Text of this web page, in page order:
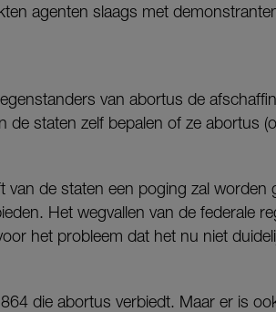
agenten slaags met
van abortus de
staten zelf bepalen of ze abortus
van de staten een poging zal worden
Het wegvallen van de federale
het probleem dat het nu niet
die abortus verbiedt. Maar er is